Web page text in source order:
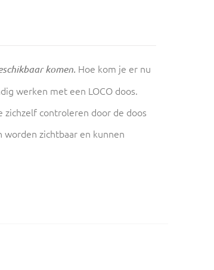
komen. Hoe kom je er nu
werken met een LOCO doos.
zichzelf controleren door de doos
zichtbaar en kunnen